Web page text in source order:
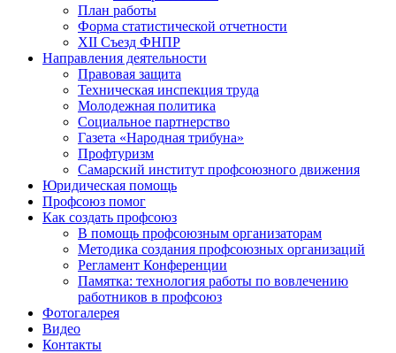
План работы
Форма статистической отчетности
XII Съезд ФНПР
Направления деятельности
Правовая защита
Техническая инспекция труда
Молодежная политика
Социальное партнерство
Газета «Народная трибуна»
Профтуризм
Самарский институт профсоюзного движения
Юридическая помощь
Профсоюз помог
Как создать профсоюз
В помощь профсоюзным организаторам
Методика создания профсоюзных организаций
Регламент Конференции
Памятка: технология работы по вовлечению
работников в профсоюз
Фотогалерея
Видео
Контакты